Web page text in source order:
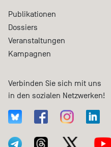
Publikationen
Dossiers
Veranstaltungen
Kampagnen
Verbinden Sie sich mit uns
in den sozialen Netzwerken!